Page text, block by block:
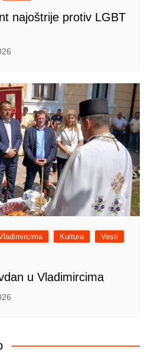
najoštrije protiv LGBT
Kultura
Vesti
u Vladimircima